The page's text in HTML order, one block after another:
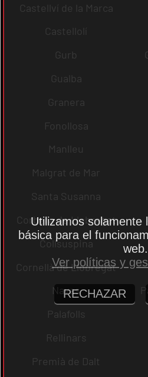
Castellví de la Marca
Castellolí
Gurb
Gualba
Granera
Fonollosa
Manlleu
Malgrat de Mar
Santa Susanna
Corbera de Llobregat
Collsuspina
Cornellà de Llobregat
Navas
Palafolls
Rellinars
Premià de Dalt
Utilizamos solamente
básica para el
web.
Ver políticas y
RECHAZAR